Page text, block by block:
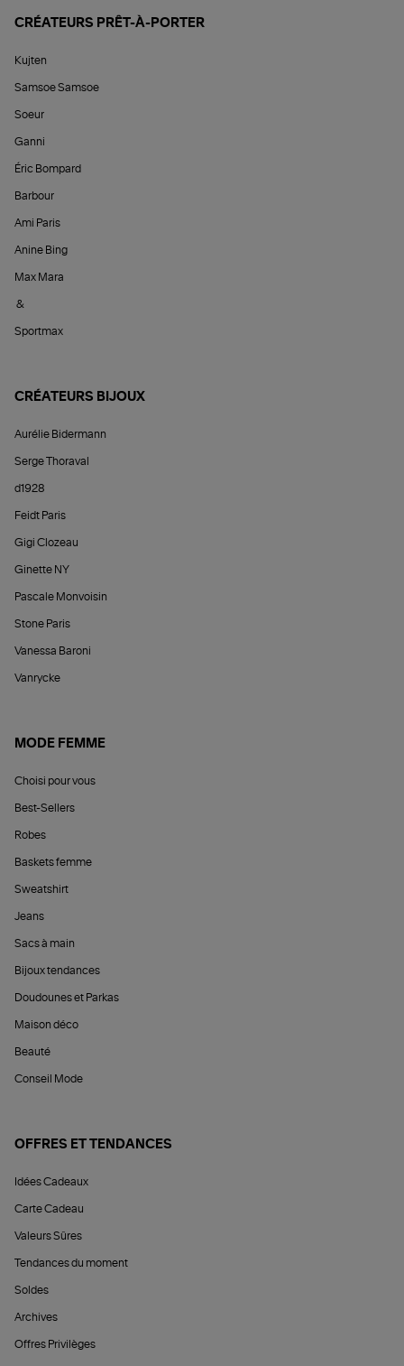
CRÉATEURS PRÊT-À-PORTER
Kujten
Samsoe Samsoe
Soeur
Ganni
Éric Bompard
Barbour
Ami Paris
Anine Bing
Max Mara
&
Sportmax
CRÉATEURS BIJOUX
Aurélie Bidermann
Serge Thoraval
d1928
Feidt Paris
Gigi Clozeau
Ginette NY
Pascale Monvoisin
Stone Paris
Vanessa Baroni
Vanrycke
MODE FEMME
Choisi pour vous
Best-Sellers
Robes
Baskets femme
Sweatshirt
Jeans
Sacs à main
Bijoux tendances
Doudounes et Parkas
Maison déco
Beauté
Conseil Mode
OFFRES ET TENDANCES
Idées Cadeaux
Carte Cadeau
Valeurs Sûres
Tendances du moment
Soldes
Archives
Offres Privilèges